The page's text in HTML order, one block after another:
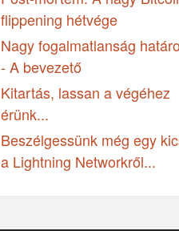
flippening hétvége
Nagy fogalmatlanság
- A bevezető
Kitartás, lassan a végéhez
érünk...
Beszélgessünk még egy
a Lightning Networkről...